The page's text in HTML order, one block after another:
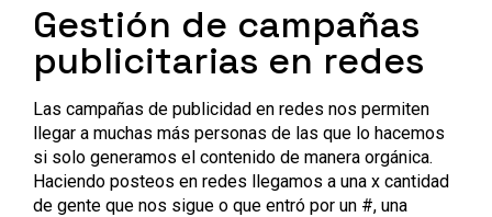
Gestión de campañas
publicitarias en redes
Las campañas de publicidad en redes nos permiten
llegar a muchas más personas de las que lo hacemos
si solo generamos el contenido de manera orgánica.
Haciendo posteos en redes llegamos a una x cantidad
de gente que nos sigue o que entró por un #, una